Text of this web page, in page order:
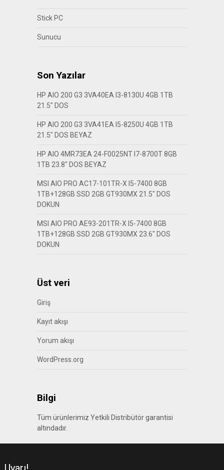
Stick PC
Sunucu
Son Yazılar
HP AIO 200 G3 3VA40EA I3-8130U 4GB 1TB
21.5″ DOS
HP AIO 200 G3 3VA41EA I5-8250U 4GB 1TB
21.5″ DOS BEYAZ
HP AIO 4MR73EA 24-F0025NT I7-8700T 8GB
1TB 23.8″ DOS BEYAZ
MSI AIO PRO AC17-101TR-X I5-7400 8GB
1TB+128GB SSD 2GB GT930MX 21.5″ DOS
DOKUN
MSI AIO PRO AE93-201TR-X I5-7400 8GB
1TB+128GB SSD 2GB GT930MX 23.6″ DOS
DOKUN
Üst veri
Giriş
Kayıt akışı
Yorum akışı
WordPress.org
Bilgi
Tüm ürünlerimiz Yetkili Distribütör garantisi
altındadır.